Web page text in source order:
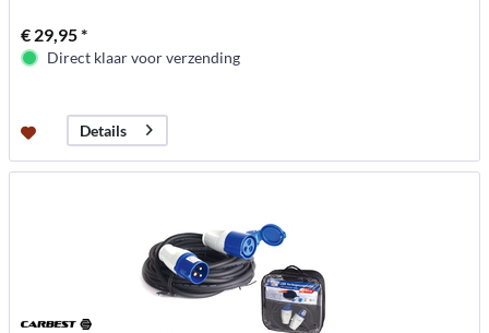
€ 29,95 *
Direct klaar voor verzending
Details